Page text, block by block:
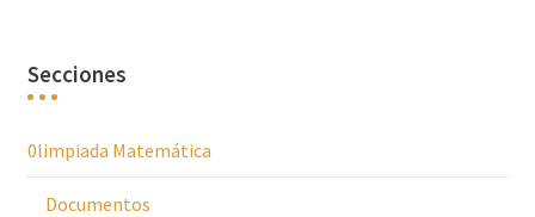
Secciones
0limpiada Matemática
Documentos